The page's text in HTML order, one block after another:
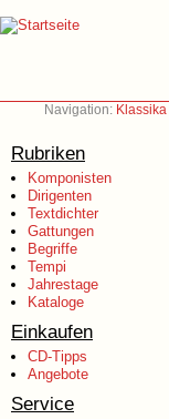
Navigation: Klassika
Rubriken
Komponisten
Dirigenten
Textdichter
Gattungen
Begriffe
Tempi
Jahrestage
Kataloge
Einkaufen
CD-Tipps
Angebote
Service